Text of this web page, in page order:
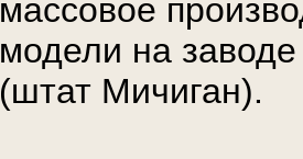
массовое
модели на заводе
(штат Мичиган).